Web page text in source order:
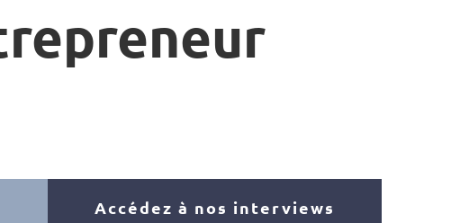
Accédez à nos interviews